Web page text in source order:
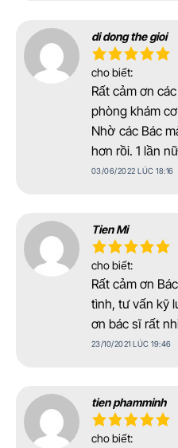
di dong the gioi
cho biết:
Rất cảm ơn
phòng khám
Nhờ các Bác
hơn rồi. 1 lần
03/06/2022 LÚC 18:16
Tien Mi
cho biết:
Rất cảm ơn
tình, tư vấn kỹ
ơn bác sĩ rất
23/10/2021 LÚC 19:46
tien phamminh
cho biết: